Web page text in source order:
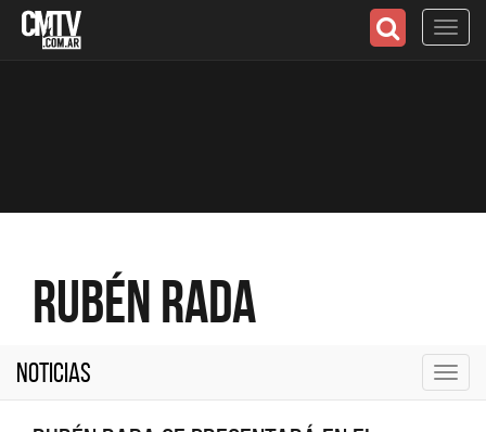
Rubén Rada
Noticias